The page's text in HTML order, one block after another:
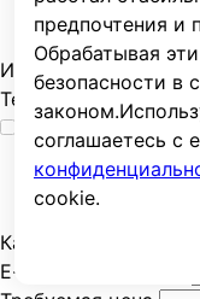
предпочтения и
Обрабатывая
безопасности в
законом.
соглашаетесь с
cookie.
обработки
даю своё согласие
Имя
Телефон
Согласие на
Настоящим
обработки
Каталог
E-mail или телефон